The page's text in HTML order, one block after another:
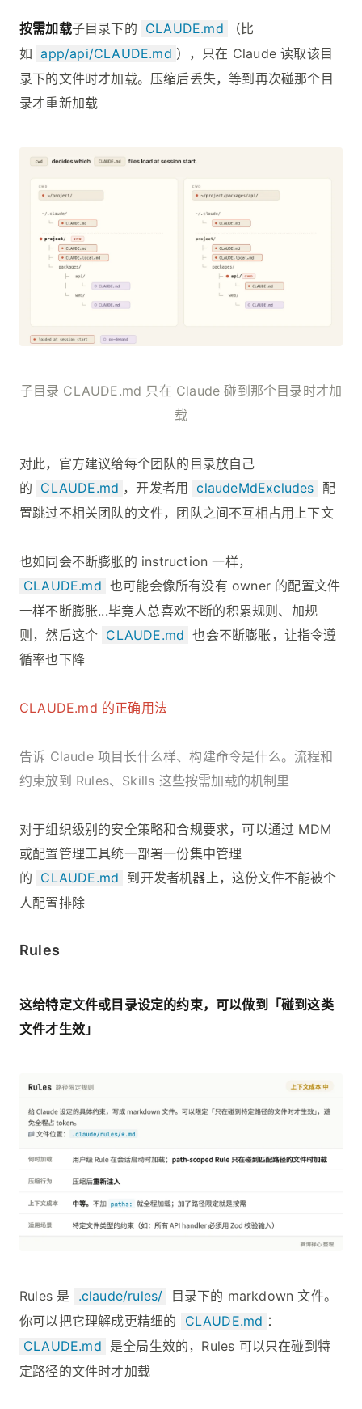
按需加载子目录下的 CLAUDE.md
（比
如 app/api/CLAUDE.md ），只在 Claude 读取该目
录下的文件时才加载。压缩后丢失，等到再次碰那个目
录才重新加载
子目录 CLAUDE.md 只在 Claude 碰到那个目录时才加
载
对此，官方建议给每个团队的目录放自己
的 CLAUDE.md ，开发者用 claudeMdExcludes 配
置跳过不相关团队的文件，团队之间不互相占用上下文
也如同会不断膨胀的 instruction 一样，
CLAUDE.md 也可能会像所有没有 owner 的配置文件
一样不断膨胀...毕竟人总喜欢不断的积累规则、加规
则，然后这个 CLAUDE.md 也会不断膨胀，让指令遵
循率也下降
CLAUDE.md 的正确用法
告诉 Claude 项目长什么样、构建命令是什么。流程和
约束放到 Rules、Skills 这些按需加载的机制里
对于组织级别的安全策略和合规要求，可以通过 MDM
或配置管理工具统一部署一份集中管理
的 CLAUDE.md 到开发者机器上，这份文件不能被个
人配置排除
Rules
这给特定文件或目录设定的约束，可以做到「碰到这类
文件才生效」
Rules 是 .claude/rules/
目录下的 markdown 文件。
你可以把它理解成更精细的
CLAUDE.md ：
CLAUDE.md 是全局生效的，Rules 可以只在碰到特
定路径的文件时才加载